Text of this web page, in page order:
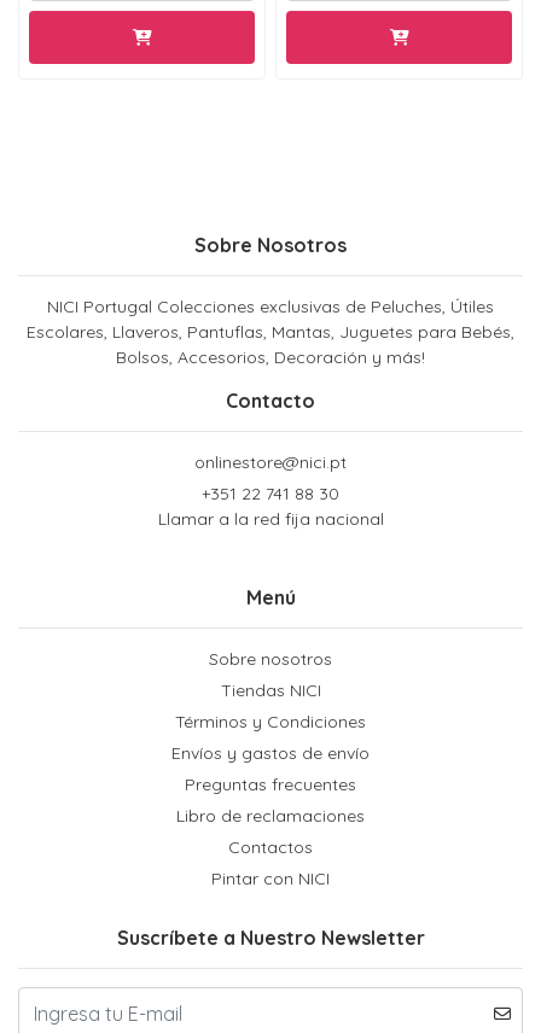
Sobre Nosotros
NICI Portugal Colecciones exclusivas de Peluches, Útiles
Escolares, Llaveros, Pantuflas, Mantas, Juguetes para Bebés,
Bolsos, Accesorios, Decoración y más!
Contacto
onlinestore@nici.pt
+351 22 741 88 30
Llamar a la red fija nacional
Menú
Sobre nosotros
Tiendas NICI
Términos y Condiciones
Envíos y gastos de envío
Preguntas frecuentes
Libro de reclamaciones
Contactos
Pintar con NICI
Suscríbete a Nuestro Newsletter